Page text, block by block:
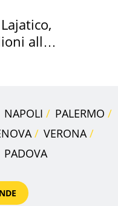
alla
NAPOLI
PALERMO
VERONA
PADOVA